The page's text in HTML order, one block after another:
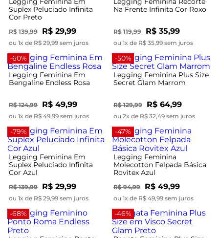
Suplex Peluciado Infinita
Cor Preto
R$ 139,99 R$ 29,99
ou 1x de R$ 29,99 sem juros
Na Frente Infinita Cor Roxo
R$ 119,99 R$ 35,99
ou 1x de R$ 35,99 sem juros
-60%
Legging Feminina Em
Bengaline Endless Rosa
R$ 124,99 R$ 49,99
ou 1x de R$ 49,99 sem juros
-50%
Legging Feminina Plus Size
Secret Glam Marrom
R$ 129,99 R$ 64,99
ou 2x de R$ 32,49 sem juros
-79%
Legging Feminina Em
Suplex Peluciado Infinita
Cor Azul
R$ 139,99 R$ 29,99
ou 1x de R$ 29,99 sem juros
-47%
Legging Feminina
Molecotton Felpada Básica
Rovitex Azul
R$ 94,99 R$ 49,99
ou 1x de R$ 49,99 sem juros
-68% -46%